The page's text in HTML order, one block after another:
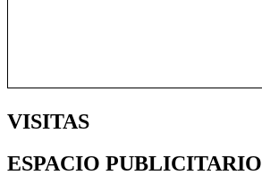
VISITAS
ESPACIO PUBLICITARIO